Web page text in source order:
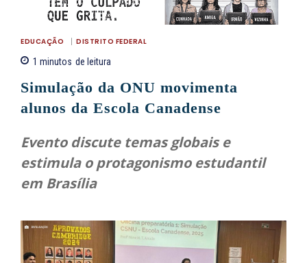
EDUCAÇÃO DISTRITO FEDERAL
1 minutos de leitura
Simulação da ONU movimenta
alunos da Escola Canadense
Evento discute temas globais e
estimula o protagonismo estudantil
em Brasília